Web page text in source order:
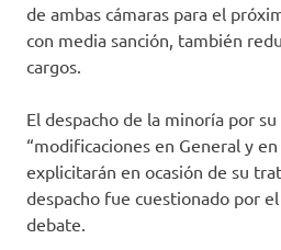
de ambas cámaras para el
con media sanción, también
cargos.
El despacho de la minoría por
“modificaciones en General y
explicitarán en ocasión de su
despacho fue cuestionado por
debate.